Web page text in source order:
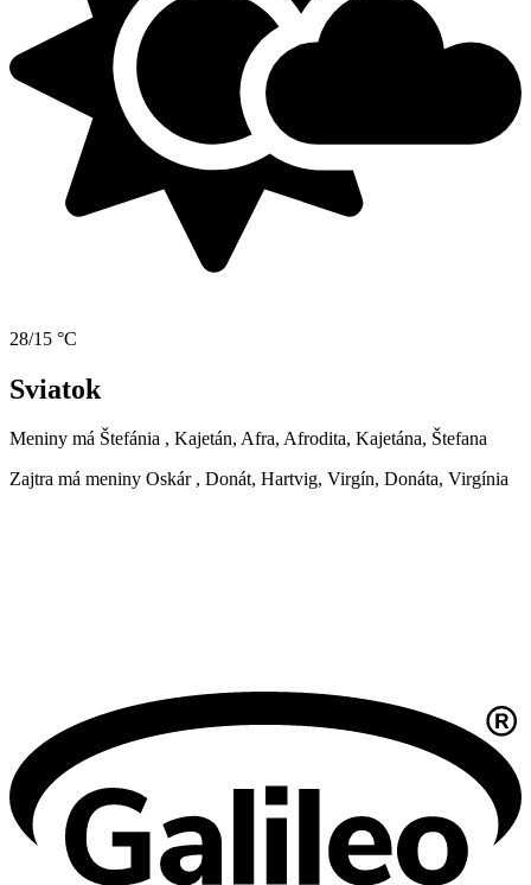
28/15 °C
Sviatok
Meniny má Štefánia , Kajetán, Afra, Afrodita, Kajetána, Štefana
Zajtra má meniny Oskár , Donát, Hartvig, Virgín, Donáta, Virgínia